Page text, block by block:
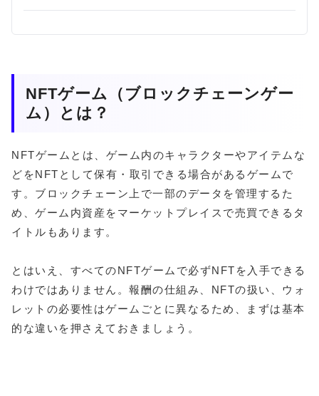
NFTゲーム（ブロックチェーンゲー
ム）とは？
NFTゲームとは、ゲーム内のキャラクターやアイテムな
どをNFTとして保有・取引できる場合があるゲームで
す。ブロックチェーン上で一部のデータを管理するた
め、ゲーム内資産をマーケットプレイスで売買できるタ
イトルもあります。
とはいえ、すべてのNFTゲームで必ずNFTを入手できる
わけではありません。報酬の仕組み、NFTの扱い、ウォ
レットの必要性はゲームごとに異なるため、まずは基本
的な違いを押さえておきましょう。